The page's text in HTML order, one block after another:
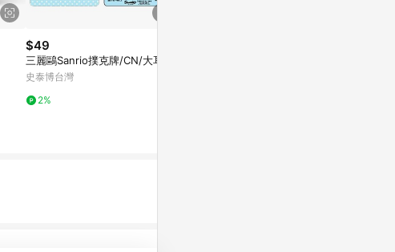
$49
三麗鷗Sanrio撲克牌/CN/大耳狗
史泰博台灣
2%